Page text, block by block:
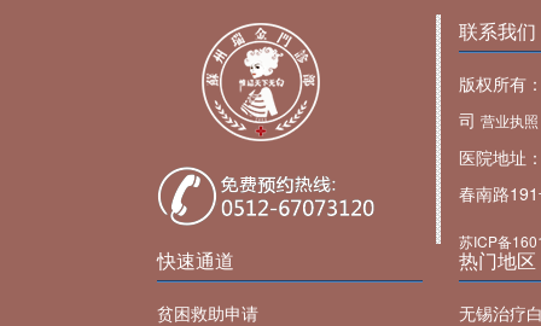
联系我们
版权所有
司 营业执照
医院地址
春南路
苏ICP备
快速通道
贫困救助申请
热门地区
无锡治疗